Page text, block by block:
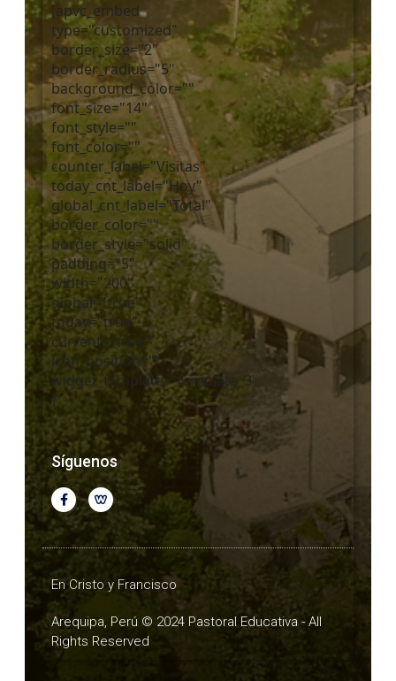
[apvc_embed
type="customized"
border_size="2"
border_radius="5"
background_color=""
font_size="14"
font_style=""
font_color=""
counter_label="Visitas"
today_cnt_label="Hoy"
global_cnt_label="Total"
border_color=""
border_style="solid"
padding="5"
width="200"
global="true"
today="true"
current="true"
icon_position=""
widget_template="template_3"
]
Síguenos
En Cristo y Francisco
Arequipa, Perú © 2024 Pastoral Educativa - All
Rights Reserved